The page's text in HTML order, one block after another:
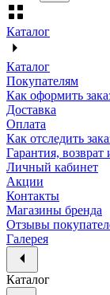
Каталог
Каталог
Покупателям
Как оформить
Доставка
Оплата
Как отследить
Гарантия, возврат
Личный кабинет
Акции
Контакты
Магазины бренда
Отзывы
Галерея
Каталог